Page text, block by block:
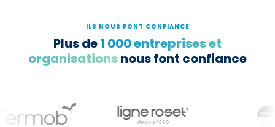
ILS NOUS FONT CONFIANCE
Plus de1 000 entreprises et
organisationsnous font confiance